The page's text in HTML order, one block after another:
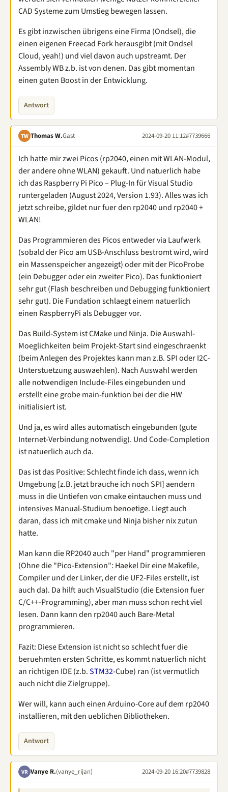
CAD Systeme zum Umstieg bewegen lassen.
Es gibt inzwischen übrigens eine Firma (Ondsel), die
einen eigenen Freecad Fork herausgibt (mit Ondsel
Cloud, yeah!) und viel davon auch upstreamt. Der
Assembly WB z.b. ist von denen. Das gibt momentan
einen guten Boost in der Entwicklung.
Antwort
TW Thomas W.Gast 2024-09-20 11:12#7739666
Ich hatte mir zwei Picos (rp2040, einen mit WLAN-Modul,
der andere ohne WLAN) gekauft. Und natuerlich habe
ich das Raspberry Pi Pico – Plug-In für Visual Studio
runtergeladen (August 2024, Version 1.93). Alles was ich
jetzt schreibe, gildet nur fuer den rp2040 und rp2040 +
WLAN!
Das Programmieren des Picos entweder via Laufwerk
(sobald der Pico am USB-Anschluss bestromt wird, wird
ein Massenspeicher angezeigt) oder mit der PicoProbe
(ein Debugger oder ein zweiter Pico). Das funktioniert
sehr gut (Flash beschreiben und Debugging funktioniert
sehr gut). Die Fundation schlaegt einem natuerlich
einen RaspberryPi als Debugger vor.
Das Build-System ist CMake und Ninja. Die Auswahl-
Moeglichkeiten beim Projekt-Start sind eingeschraenkt
(beim Anlegen des Projektes kann man z.B. SPI oder I2C-
Unterstuetzung auswaehlen). Nach Auswahl werden
alle notwendigen Include-Files eingebunden und
erstellt eine grobe main-funktion bei der die HW
initialisiert ist.
Und ja, es wird alles automatisch eingebunden (gute
Internet-Verbindung notwendig). Und Code-Completion
ist natuerlich auch da.
Das ist das Positive: Schlecht finde ich dass, wenn ich
Umgebung [z.B. jetzt brauche ich noch SPI] aendern
muss in die Untiefen von cmake eintauchen muss und
intensives Manual-Studium benoetige. Liegt auch
daran, dass ich mit cmake und Ninja bisher nix zutun
hatte.
Man kann die RP2040 auch "per Hand" programmieren
(Ohne die "Pico-Extension": Haekel Dir eine Makefile,
Compiler und der Linker, der die UF2-Files erstellt, ist
auch da). Da hilft auch VisualStudio (die Extension fuer
C/C++-Programming), aber man muss schon recht viel
lesen. Dann kann den rp2040 auch Bare-Metal
programmieren.
Fazit: Diese Extension ist nicht so schlecht fuer die
beruehmten ersten Schritte, es kommt natuerlich nicht
an richtigen IDE (z.b.STM32-Cube) ran (ist vermutlich
auch nicht die Zielgruppe).
Wer will, kann auch einen Arduino-Core auf dem rp2040
installieren, mit den ueblichen Bibliotheken.
Antwort
VR Vanye R.(vanye_rijan) 2024-09-20 16:20#7739828